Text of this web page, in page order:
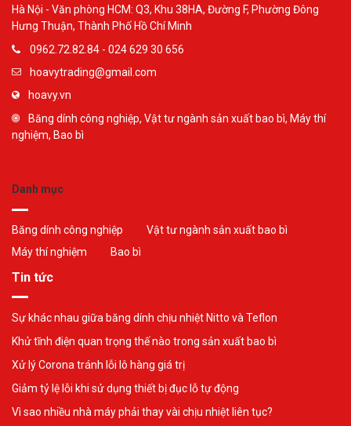
Hà Nội - Văn phòng HCM: Q3, Khu 38HA, Đường F, Phường Đông
Hưng Thuận, Thành Phố Hồ Chí Minh
0962.72.82.84 - 024 629 30 656
hoavytrading@gmail.com
hoavy.vn
Băng dính công nghiệp, Vật tư ngành sản xuất bao bì, Máy thí
nghiệm, Bao bì
Danh mục
Băng dính công nghiệp
Vật tư ngành sản xuất bao bì
Máy thí nghiệm
Bao bì
Tin tức
Sự khác nhau giữa băng dính chịu nhiệt Nitto và Teflon
Khử tĩnh điện quan trọng thế nào trong sản xuất bao bì
Xử lý Corona tránh lỗi lô hàng giá trị
Giảm tỷ lệ lỗi khi sử dụng thiết bị đục lỗ tự động
Vì sao nhiều nhà máy phải thay vài chịu nhiệt liên tục?